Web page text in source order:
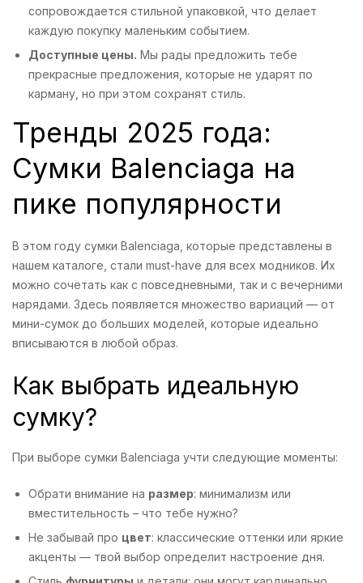
сопровождается стильной упаковкой, что делает
каждую покупку маленьким событием.
Доступные цены. Мы рады предложить тебе
прекрасные предложения, которые не ударят по
карману, но при этом сохранят стиль.
Тренды 2025 года:
Сумки Balenciaga на
пике популярности
В этом году сумки Balenciaga, которые представлены в
нашем каталоге, стали must-have для всех модников. Их
можно сочетать как с повседневными, так и с вечерними
нарядами. Здесь появляется множество вариаций — от
мини-сумок до больших моделей, которые идеально
вписываются в любой образ.
Как выбрать идеальную
сумку?
При выборе сумки Balenciaga учти следующие моменты:
Обрати внимание на размер: минимализм или
вместительность – что тебе нужно?
Не забывай про цвет: классические оттенки или яркие
акценты — твой выбор определит настроение дня.